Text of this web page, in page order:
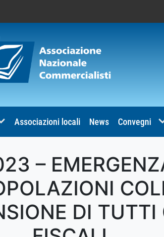
Associazioni locali News Convegni
–
DI